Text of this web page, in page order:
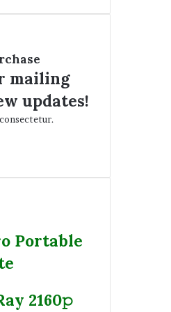
mailing
updates!
Portable
2160𝚙